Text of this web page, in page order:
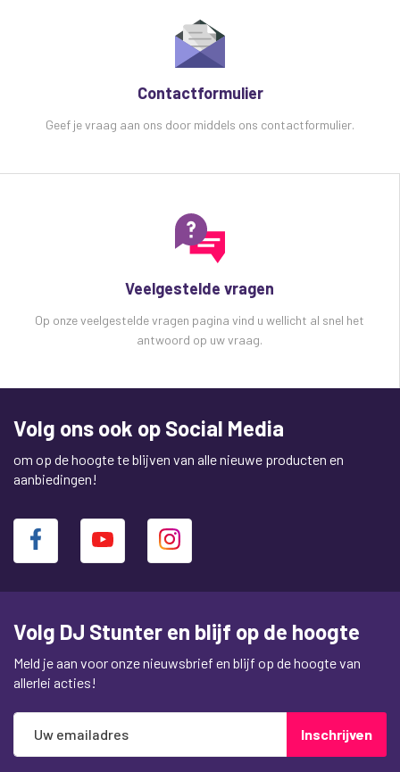
Contactformulier
Geef je vraag aan ons door middels ons contactformulier.
Veelgestelde vragen
Op onze veelgestelde vragen pagina vind u wellicht al snel het
antwoord op uw vraag.
Volg ons ook op Social Media
om op de hoogte te blijven van alle nieuwe producten en
aanbiedingen!
Volg DJ Stunter en blijf op de hoogte
Meld je aan voor onze nieuwsbrief en blijf op de hoogte van
allerlei acties!
Abonneer
op
Inschrijven